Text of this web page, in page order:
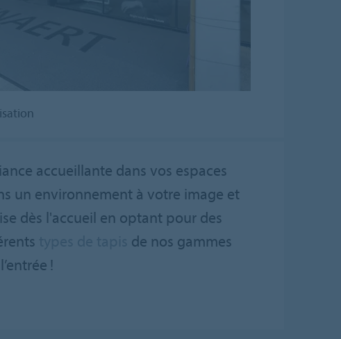
accueillante dans vos espaces
un environnement à votre image et
dès l'accueil en optant pour des
de nos gammes
!